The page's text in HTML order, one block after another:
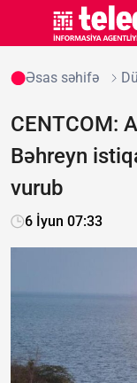
Əsas səhifə
CENTCOM:
Bəhreyn
vurub
6 İyun 07:33